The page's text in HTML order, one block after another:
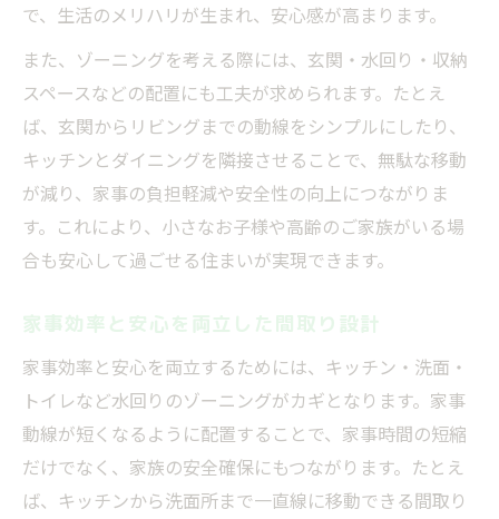
で、生活のメリハリが生まれ、安心感が高まります。
また、ゾーニングを考える際には、玄関・水回り・収納
スペースなどの配置にも工夫が求められます。たとえ
ば、玄関からリビングまでの動線をシンプルにしたり、
キッチンとダイニングを隣接させることで、無駄な移動
が減り、家事の負担軽減や安全性の向上につながりま
す。これにより、小さなお子様や高齢のご家族がいる場
合も安心して過ごせる住まいが実現できます。
家事効率と安心を両立した間取り設計
家事効率と安心を両立するためには、キッチン・洗面・
トイレなど水回りのゾーニングがカギとなります。家事
動線が短くなるように配置することで、家事時間の短縮
だけでなく、家族の安全確保にもつながります。たとえ
ば、キッチンから洗面所まで一直線に移動できる間取り